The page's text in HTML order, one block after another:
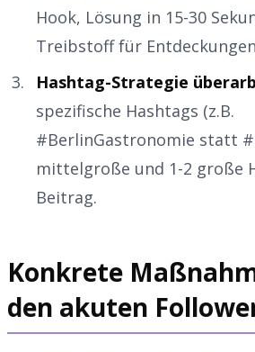
Hook, Lösung in 15-30
Treibstoff für
Hashtag-Strategie
spezifische Hashtags (z.B.
#BerlinGastronomie statt
mittelgroße und 1-2 große
Beitrag.
Konkrete
den akuten